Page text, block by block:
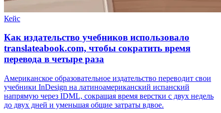
Кейс
Как издательство учебников использовало
translateabook.com, чтобы сократить время
перевода в четыре раза
Американское образовательное издательство переводит свои
учебники InDesign на латиноамериканский испанский
напрямую через IDML, сокращая время верстки с двух недель
до двух дней и уменьшая общие затраты вдвое.